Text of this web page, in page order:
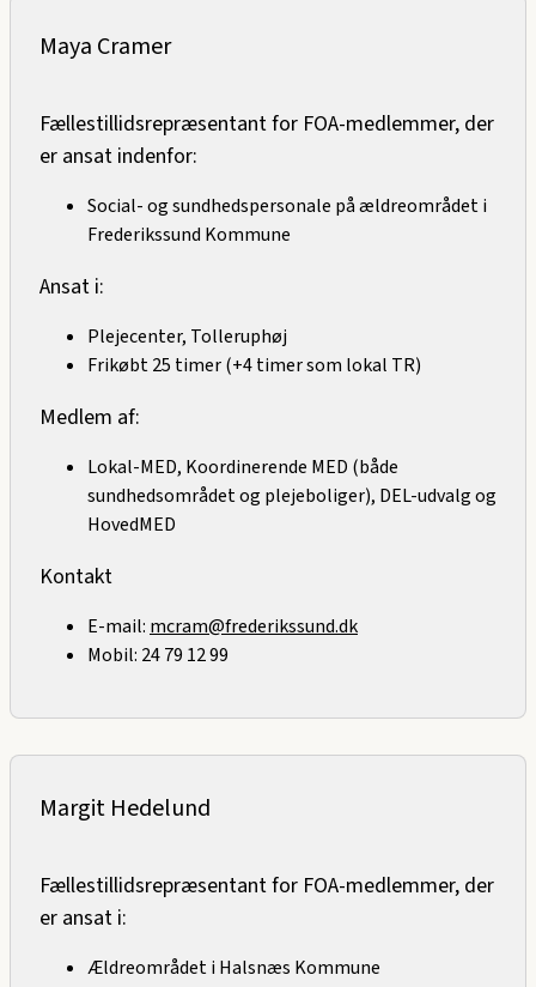
Maya Cramer
Fællestillidsrepræsentant for FOA-medlemmer, der
er ansat indenfor:
Social- og sundhedspersonale på ældreområdet i
Frederikssund Kommune
Ansat i:
Plejecenter, Tolleruphøj
Frikøbt 25 timer (+4 timer som lokal TR)
Medlem af:
Lokal-MED, Koordinerende MED (både
sundhedsområdet og plejeboliger), DEL-udvalg og
HovedMED
Kontakt
E-mail: mcram@frederikssund.dk
Mobil: 24 79 12 99
Margit Hedelund
Fællestillidsrepræsentant for FOA-medlemmer, der
er ansat i:
Ældreområdet i Halsnæs Kommune